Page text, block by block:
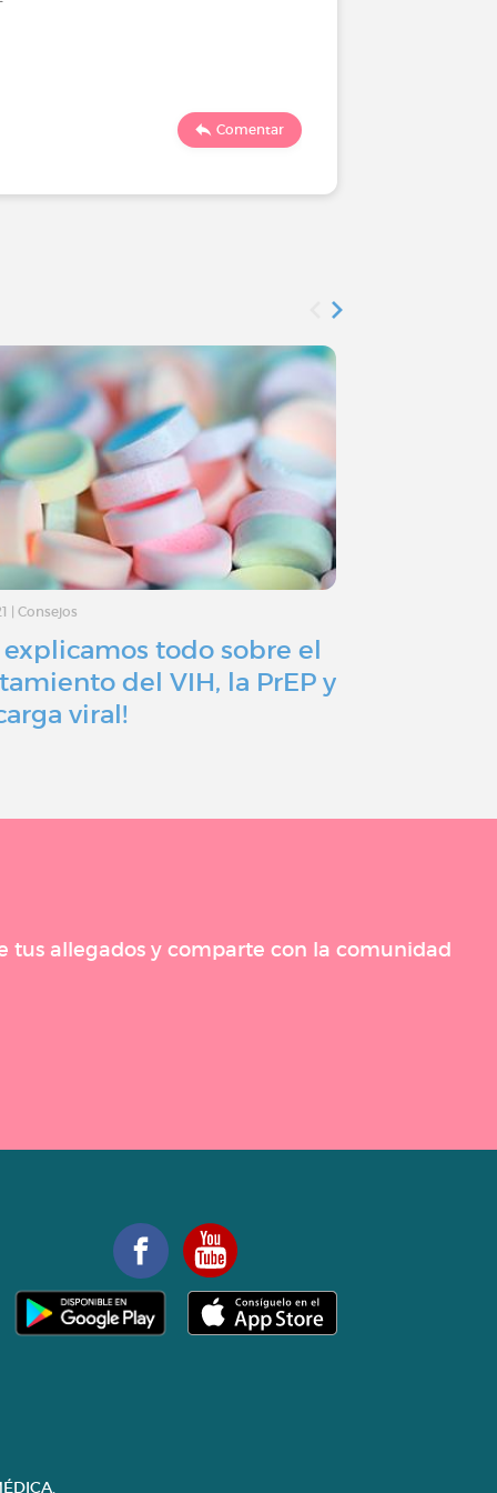
Comentar
|Consejos
explicamos todo sobre el
del VIH, la PrEP y
viral!
tus allegados y comparte con la comunidad